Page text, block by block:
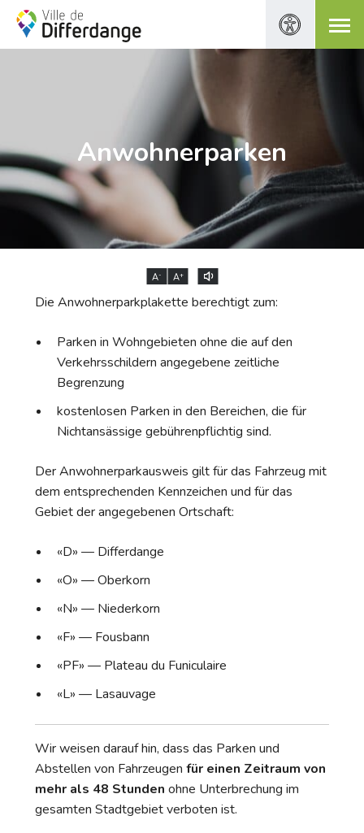
Anwohnerparken
A- A+
Die Anwohnerparkplakette berechtigt zum:
Parken in Wohngebieten ohne die auf den
Verkehrsschildern angegebene zeitliche
Begrenzung
kostenlosen Parken in den Bereichen, die für
Nichtansässige gebührenpflichtig sind.
Der Anwohnerparkausweis gilt für das Fahrzeug mit
dem entsprechenden Kennzeichen und für das
Gebiet der angegebenen Ortschaft:
«D» — Differdange
«O» — Oberkorn
«N» — Niederkorn
«F» — Fousbann
«PF» — Plateau du Funiculaire
«L» — Lasauvage
Wir weisen darauf hin, dass das Parken und
Abstellen von Fahrzeugen für einen Zeitraum von
mehr als 48 Stunden ohne Unterbrechung im
gesamten Stadtgebiet verboten ist.